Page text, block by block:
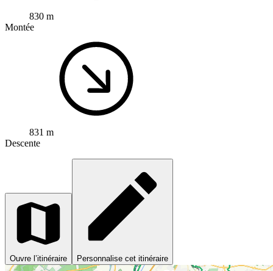
830 m
Montée
831 m
Descente
Ouvre l’itinéraire Personnalise cet itinéraire